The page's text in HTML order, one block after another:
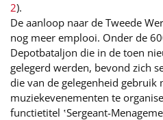
2).
De aanloop naar de Tweede
nog meer emplooi. Onder de
Depotbataljon die in de toen
gelegerd werden, bevond zich
die van de gelegenheid gebruik
muziekevenementen te
functietitel ‛Sergeant-